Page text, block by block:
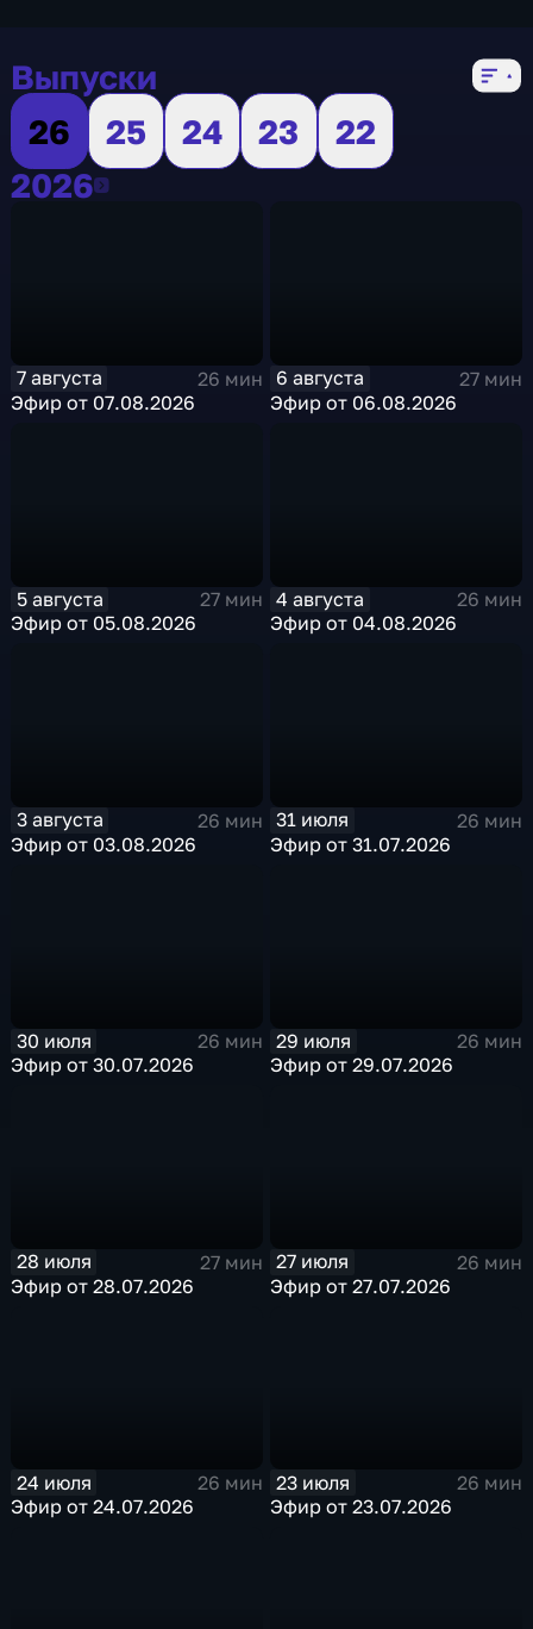
Выпуски
26
25 24 23
22
20262026
7 августа
26 мин
Эфир от 07.08.2026
6 августа
27 мин
Эфир от 06.08.2026
5 августа
27 мин
Эфир от 05.08.2026
4 августа
26 мин
Эфир от 04.08.2026
3 августа
26 мин
Эфир от 03.08.2026
31 июля
26 мин
Эфир от 31.07.2026
30 июля
26 мин
Эфир от 30.07.2026
29 июля
26 мин
Эфир от 29.07.2026
28 июля
27 мин
Эфир от 28.07.2026
27 июля
26 мин
Эфир от 27.07.2026
24 июля
26 мин
Эфир от 24.07.2026
23 июля
26 мин
Эфир от 23.07.2026